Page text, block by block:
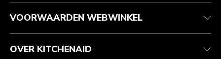
Recupel
ODR
VOORWAARDEN WEBWINKEL
OVER KITCHENAID